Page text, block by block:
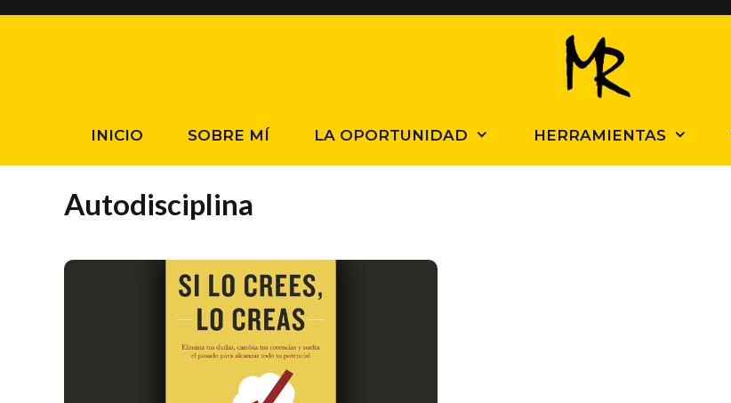
Saltar
INICIO SOBRE MÍ LA OPORTUNIDAD HERRAMIENTAS
Autodisciplina